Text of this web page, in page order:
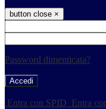
button close ×
Password dimenticata?
-
Entra con SPID Entra